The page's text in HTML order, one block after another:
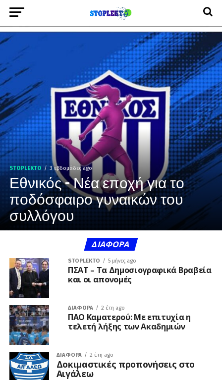
STOPLEKTO 3 εβδομάδες ago
Εθνικός – Νέα εποχή για το
ποδόσφαιρο γυναικών του
συλλόγου
ΔΙΆΦΟΡΑ
STOPLEKTO 5 μήνες ago
ΠΣΑΤ – Τα Δημοσιογραφικά Βραβεία
και οι απονομές
ΔΙΆΦΟΡΑ 2 έτη ago
ΠΑΟ Καματερού: Με επιτυχία η
τελετή λήξης των Ακαδημιών
ΔΙΆΦΟΡΑ 2 έτη ago
Δοκιμαστικές προπονήσεις στο
Αιγάλεω